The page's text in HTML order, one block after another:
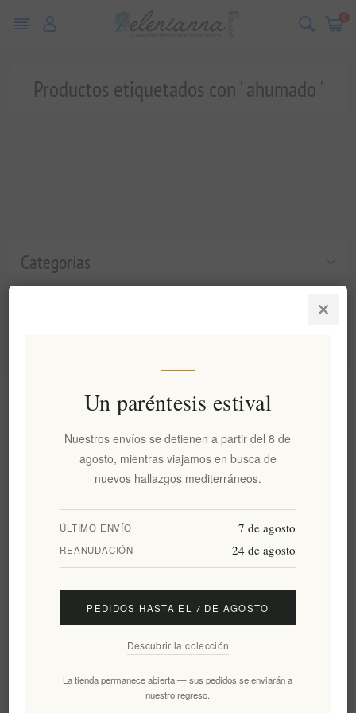
0
Categorías
Productos etiquetados con ' ahumado '
Información
Mi cuenta
Suscribirse Desuscribirse
Un paréntesis estival
Nuestros envíos se detienen a partir del 8 de
agosto, mientras viajamos en busca de
nuevos hallazgos mediterráneos.
ÚLTIMO ENVÍO 7 de agosto
REANUDACIÓN 24 de agosto
PEDIDOS HASTA EL 7 DE AGOSTO
Descubrir la colección
La tienda permanece abierta — sus pedidos se enviarán a
nuestro regreso.